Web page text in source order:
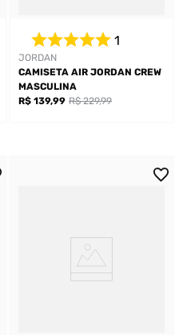
JORDAN
1
CAMISETA AIR JORDAN CREW
MASCULINA
R$ 139,99 R$ 229,99